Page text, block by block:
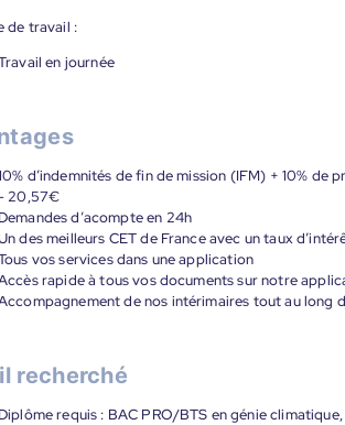
de travail :
en journée
d’indemnités de fin de mission (IFM) + 10%
20,57€
Demandes d’acompte en 24h
des meilleurs CET de France avec un taux
vos services dans une application
rapide à tous vos documents sur notre
de nos intérimaires tout au long
recherché
Diplôme requis : BAC PRO/BTS en génie